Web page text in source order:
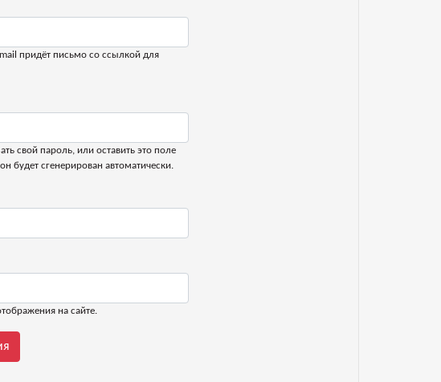
придёт письмо со ссылкой для
свой пароль, или оставить это поле
будет сгенерирован автоматически.
на сайте.